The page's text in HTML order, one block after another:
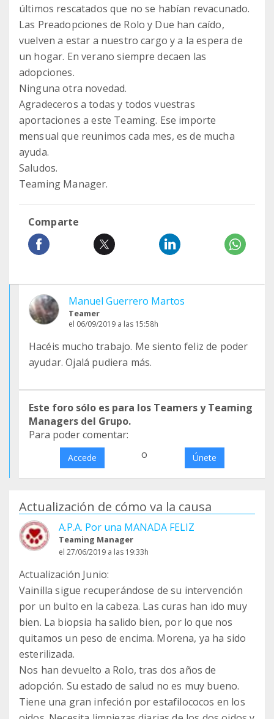
últimos rescatados que no se habían revacunado.
Las Preadopciones de Rolo y Due han caído,
vuelven a estar a nuestro cargo y a la espera de
un hogar. En verano siempre decaen las
adopciones.
Ninguna otra novedad.
Agradeceros a todas y todos vuestras
aportaciones a este Teaming. Ese importe
mensual que reunimos cada mes, es de mucha
ayuda.
Saludos.
Teaming Manager.
Comparte
Manuel Guerrero Martos
Teamer
el 06/09/2019 a las 15:58h
Hacéis mucho trabajo. Me siento feliz de poder
ayudar. Ojalá pudiera más.
Este foro sólo es para los Teamers y Teaming
Managers del Grupo.
Para poder comentar:
Accede o Únete
Actualización de cómo va la causa
A.P.A. Por una MANADA FELIZ
Teaming Manager
el 27/06/2019 a las 19:33h
Actualización Junio:
Vainilla sigue recuperándose de su intervención
por un bulto en la cabeza. Las curas han ido muy
bien. La biopsia ha salido bien, por lo que nos
quitamos un peso de encima. Morena, ya ha sido
esterilizada.
Nos han devuelto a Rolo, tras dos años de
adopción. Su estado de salud no es muy bueno.
Tiene una gran infeción por estafilococos en los